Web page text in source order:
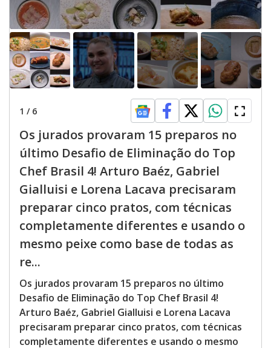
1 / 6
Os jurados provaram 15 preparos no
último Desafio de Eliminação do Top
Chef Brasil 4! Arturo Baéz, Gabriel
Gialluisi e Lorena Lacava precisaram
preparar cinco pratos, com técnicas
completamente diferentes e usando o
mesmo peixe como base de todas as
re...
Os jurados provaram 15 preparos no último
Desafio de Eliminação do Top Chef Brasil 4!
Arturo Baéz, Gabriel Gialluisi e Lorena Lacava
precisaram preparar cinco pratos, com técnicas
completamente diferentes e usando o mesmo